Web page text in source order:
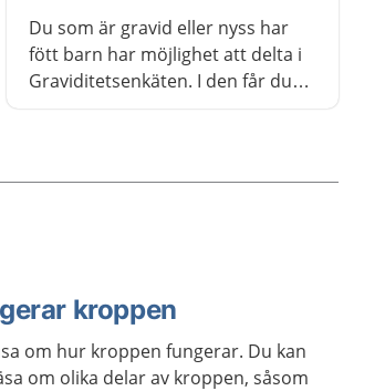
Du som är gravid eller nyss har
fött barn har möjlighet att delta i
Graviditetsenkäten. I den får du
förlossning. Du får också svara på
deltar. Dina svar hjälper till att
utveckla vården. Varje del av
enkäten tar ungefär fem minuter
att svara på.
kroppen
om hur kroppen fungerar. Du kan
om olika delar av kroppen, såsom